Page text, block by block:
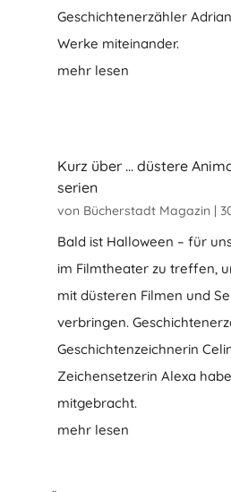
Geschichtenerzähler
Werke miteinander.
mehr lesen
Kurz über … düstere
serien
von Bücherstadt Magazin |
Bald ist Halloween – für
im Filmtheater zu treffen,
mit düsteren Filmen und
verbringen.
Geschichtenzeichnerin
Zeichensetzerin Alexa
mitgebracht.
mehr lesen